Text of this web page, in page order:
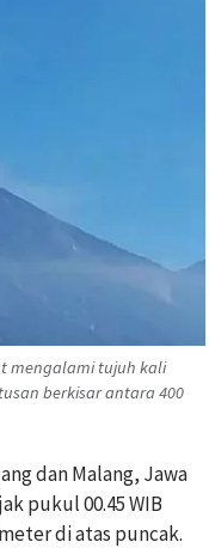
mengalami tujuh kali
berkisar antara 400
dan Malang, Jawa
pukul 00.45 WIB
di atas puncak.